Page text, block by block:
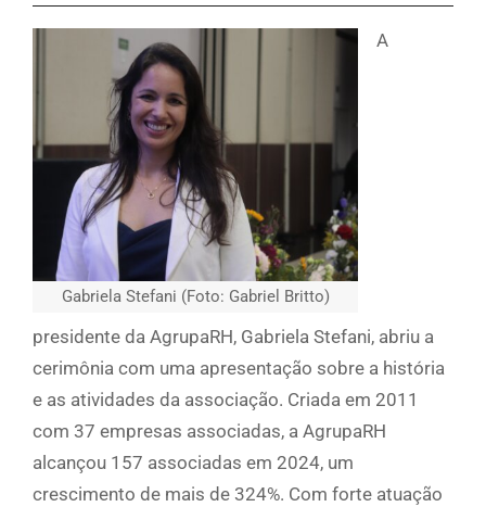
Gabriela Stefani (Foto: Gabriel Britto)
A
presidente da AgrupaRH, Gabriela Stefani, abriu a
cerimônia com uma apresentação sobre a história
e as atividades da associação. Criada em 2011
com 37 empresas associadas, a AgrupaRH
alcançou 157 associadas em 2024, um
crescimento de mais de 324%. Com forte atuação